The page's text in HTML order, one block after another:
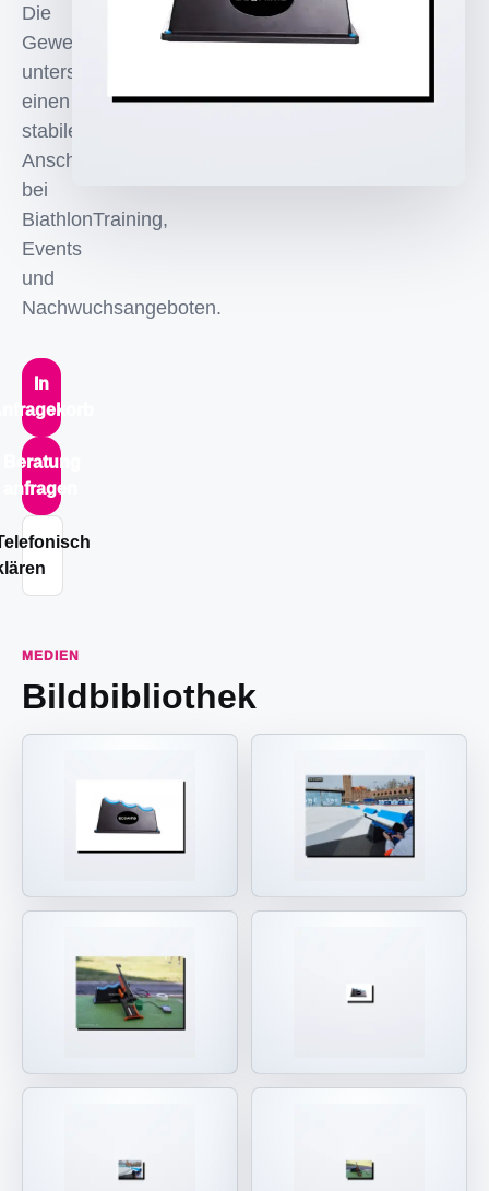
Die
Gewehrauflage
unterstuetzt
einen
stabilen
Anschlag
bei
BiathlonTraining,
Events
und
Nachwuchsangeboten.
In
Beratung
anfragen
MEDIEN
Bildbibliothek